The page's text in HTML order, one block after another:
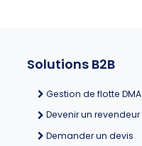
Solutions B2B
Gestion de flotte DMA
Devenir un revendeur
Demander un devis